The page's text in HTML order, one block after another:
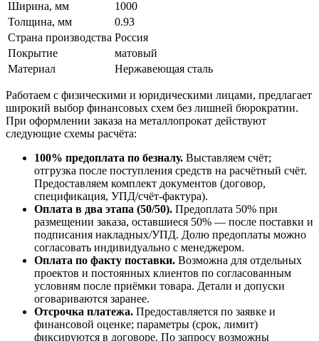
Ширина, мм
1000
Толщина, мм
0.93
Страна производства Россия
Покрытие
матовый
Материал
Нержавеющая сталь
Работаем с физическими и юридическими лицами, предлагает
широкий выбор финансовых схем без лишней бюрократии.
При оформлении заказа на металлопрокат действуют
следующие схемы расчёта:
100% предоплата по безналу. Выставляем счёт;
отгрузка после поступления средств на расчётный счёт.
Предоставляем комплект документов (договор,
спецификация, УПД/счёт-фактура).
Оплата в два этапа (50/50). Предоплата 50% при
размещении заказа, оставшиеся 50% — после поставки и
подписания накладных/УПД. Долю предоплаты можно
согласовать индивидуально с менеджером.
Оплата по факту поставки. Возможна для отдельных
проектов и постоянных клиентов по согласованным
условиям после приёмки товара. Детали и допуски
оговариваются заранее.
Отсрочка платежа. Предоставляется по заявке и
финансовой оценке; параметры (срок, лимит)
фиксируются в договоре. По запросу возможны